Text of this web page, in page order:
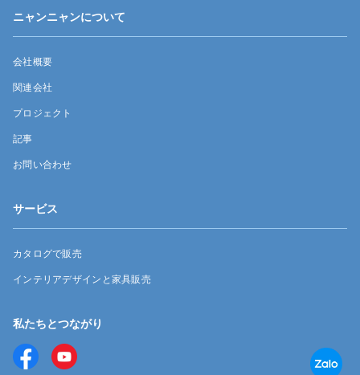
ニャンニャンについて
会社概要
関連会社
プロジェクト
記事
お問い合わせ
サービス
カタログで販売
インテリアデザインと家具販売
私たちとつながり